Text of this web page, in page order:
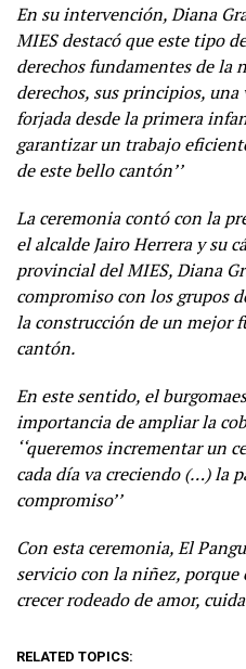
En su intervención, Diana
MIES destacó que este tipo
derechos fundamentes de la
derechos, sus principios,
forjada desde la primera
garantizar un trabajo
de este bello cantón’’
La ceremonia contó con la
el alcalde Jairo Herrera y su
provincial del MIES, Diana
compromiso con los grupos
la construcción de un mejor
cantón.
En este sentido, el
importancia de ampliar la
‘‘queremos incrementar un
cada día va creciendo (…) la
compromiso’’
Con esta ceremonia, El
servicio con la niñez, porque
crecer rodeado de amor,
RELATED TOPICS: